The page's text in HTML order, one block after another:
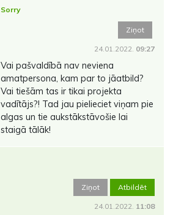
Sorry
Ziņot
24.01.2022. 09:27
Vai pašvaldībā nav neviena
amatpersona, kam par to jāatbild?
Vai tiešām tas ir tikai projekta
vadītājs?! Tad jau pielieciet viņam pie
algas un tie aukstākstāvošie lai
staigā tālāk!
Ziņot Atbildēt
24.01.2022. 11:08